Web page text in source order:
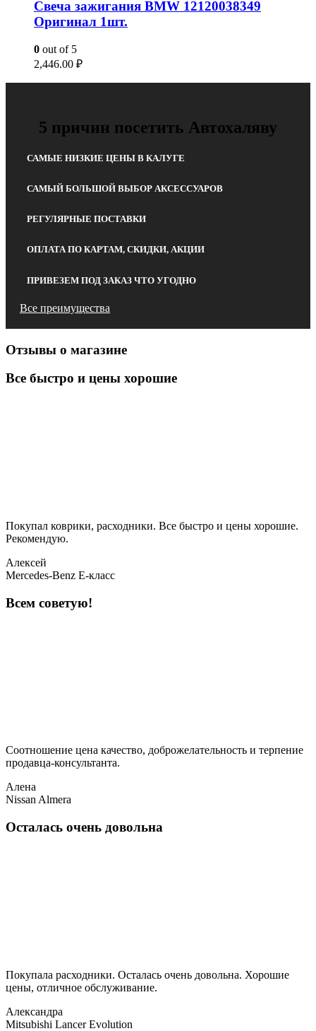
Свеча зажигания BMW 12120038349
Оригинал 1шт.
0 out of 5
2,446.00 ₽
5 причин посетить Автохаляву
САМЫЕ НИЗКИЕ ЦЕНЫ В КАЛУГЕ
САМЫЙ БОЛЬШОЙ ВЫБОР АКСЕССУАРОВ
РЕГУЛЯРНЫЕ ПОСТАВКИ
ОПЛАТА ПО КАРТАМ, СКИДКИ, АКЦИИ
ПРИВЕЗЕМ ПОД ЗАКАЗ ЧТО УГОДНО
Все преимущества
Отзывы о магазине
Все быстро и цены хорошие
Покупал коврики, расходники. Все быстро и цены хорошие.
Рекомендую.
Алексей
Mercedes-Benz E-класс
Всем советую!
Соотношение цена качество, доброжелательность и терпение
продавца-консультанта.
Алена
Nissan Almera
Осталась очень довольна
Покупала расходники. Осталась очень довольна. Хорошие
цены, отличное обслуживание.
Александра
Mitsubishi Lancer Evolution